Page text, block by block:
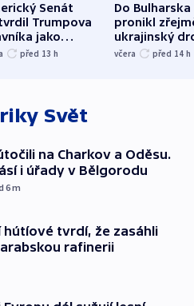
Senát
Trumpova
jako
před 13 h
Do Bulharska
pronikl
ukrajinský
explodoval
včera před 14 h
Svět
na Charkov a Oděsu.
i úřady v Bělgorodu
6m
hútíové tvrdí, že zasáhli
rafinerii